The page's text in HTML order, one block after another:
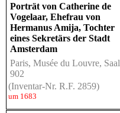
Porträt von Catherine de
Vogelaar, Ehefrau von
Hermanus Amija, Tochter
eines Sekretärs der Stadt
Amsterdam
Paris, Musée du Louvre, Saal
902
(Inventar-Nr. R.F. 2859)
um 1683